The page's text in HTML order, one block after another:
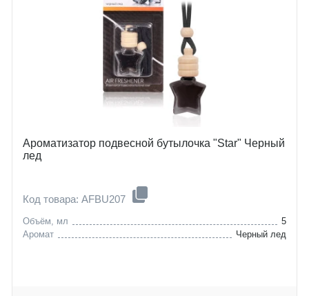
Ароматизатор подвесной бутылочка "Star" Черный
лед
Код товара: AFBU207
Объём, мл
5
Аромат
Черный лед